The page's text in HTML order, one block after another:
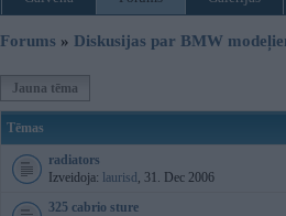
Forums » Diskusijas par BMW
Jauna tēma
Tēmas
radiators
Izveidoja: laurisd , 31. Dec 2006
325 cabrio sture